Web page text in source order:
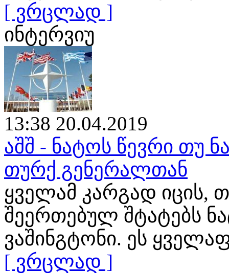
[ ვრცლად ]
ინტერვიუ
13:38 20.04.2019
აშშ - ნატოს წევრი თუ
თურქ გენერალთან
ყველამ კარგად იცის,
შეერთებულ შტატებს
ვაშინგტონი. ეს
[ ვრცლად ]